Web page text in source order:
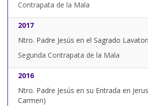
Contrapata de la Mala
2017
Ntro. Padre Jesús en el Sagrado
Segunda Contrapata de la Mala
2016
Ntro. Padre Jesús en su Entrada en
Carmen)